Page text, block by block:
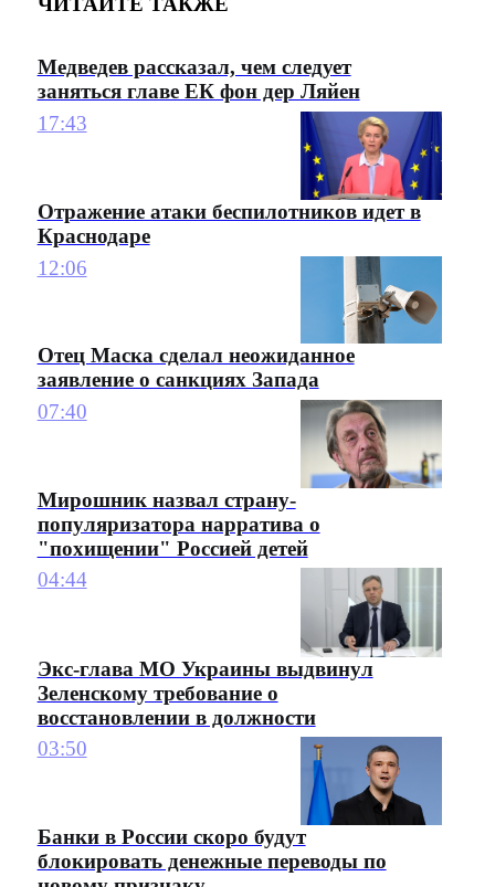
Медведев рассказал, чем следует
заняться главе ЕК фон дер Ляйен
17:43
Отражение атаки беспилотников идет в
Краснодаре
12:06
Отец Маска сделал неожиданное
заявление о санкциях Запада
07:40
Мирошник назвал страну-
популяризатора нарратива о
"похищении" Россией детей
04:44
Экс-глава МО Украины выдвинул
Зеленскому требование о
восстановлении в должности
03:50
Банки в России скоро будут
блокировать денежные переводы по